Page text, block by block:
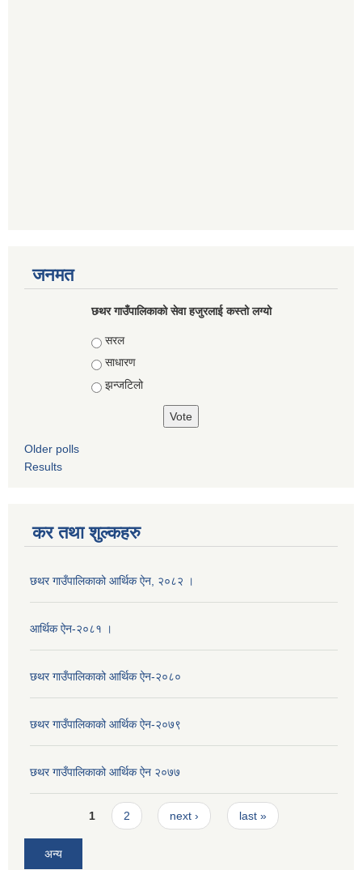
जनमत
छथर गाउँपालिकाको सेवा हजुरलाई कस्तो लग्यो
Choices
सरल
साधारण
झन्जटिलो
Older polls
Results
कर तथा शुल्कहरु
छथर गाउँपालिकाको आर्थिक ऐन, २०८२ ।
आर्थिक ऐन-२०८१ ।
छथर गाउँपालिकाको आर्थिक ऐन-२०८०
छथर गाउँपालिकाको आर्थिक ऐन-२०७९
छथर गाउँपालिकाको आर्थिक ऐन २०७७
Pages1 2 next › last »
अन्य